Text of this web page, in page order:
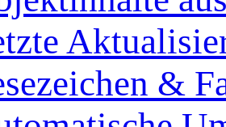
&